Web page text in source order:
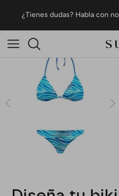
¿Tienes dudas? Habla con